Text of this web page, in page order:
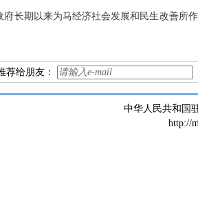
府长期以来为马经济社会发展和民生改善所
荐给朋友：
中华人民共和国
http://